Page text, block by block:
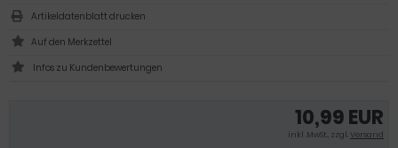
10,99 EUR
inkl .MwSt., zzgl.Versand
Artikeldatenblatt drucken
Infos zu Kundenbewertungen